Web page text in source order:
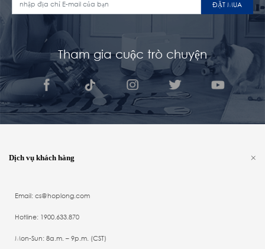
ĐẶT MUA
Tham gia cuộc trò chuyện
Dịch vụ khách hàng
Email: cs@hoplong.com
Hotline: 1900.633.870
Mon-Sun: 8a.m. – 9p.m. (CST)